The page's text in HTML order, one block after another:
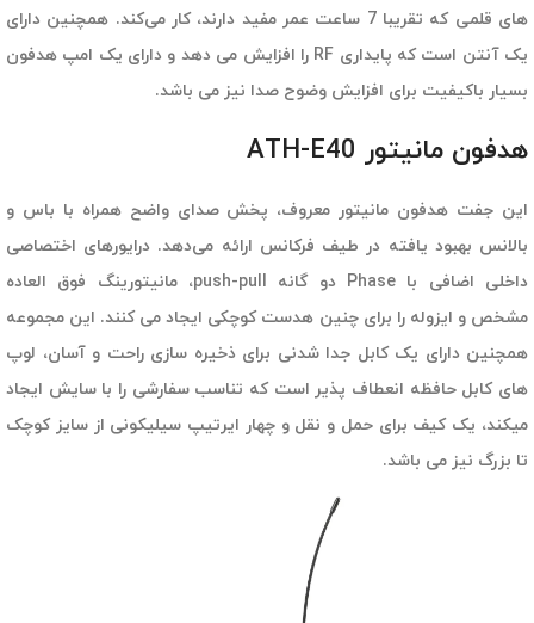
های قلمی که تقریبا 7 ساعت عمر مفید دارند، کار می‌کند. همچنین دارای
یک آنتن است که پایداری RF را افزایش می دهد و دارای یک امپ هدفون
بسیار باکیفیت برای افزایش وضوح صدا نیز می باشد.
هدفون مانیتور ATH-E40
این جفت هدفون مانیتور معروف، پخش صدای واضح همراه با باس و
بالانس بهبود یافته در طیف فرکانس ارائه می‌دهد. درایورهای اختصاصی
داخلی اضافی با Phase دو گانه push-pull، مانیتورینگ فوق العاده
مشخص و ایزوله را برای چنین هدست کوچکی ایجاد می کنند. این مجموعه
همچنین دارای یک کابل جدا شدنی برای ذخیره سازی راحت و آسان، لوپ
های کابل حافظه انعطاف پذیر است که تناسب سفارشی را با سایش ایجاد
میکند، یک کیف برای حمل و نقل و چهار ایرتیپ سیلیکونی از سایز کوچک
تا بزرگ نیز می باشد.